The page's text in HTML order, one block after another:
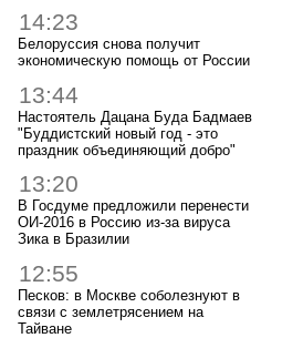
14:23
Белоруссия снова получит
экономическую помощь от России
13:44
Настоятель Дацана Буда Бадмаев
"Буддистский новый год - это
праздник объединяющий добро"
13:20
В Госдуме предложили перенести
ОИ-2016 в Россию из-за вируса
Зика в Бразилии
12:55
Песков: в Москве соболезнуют в
связи с землетрясением на
Тайване